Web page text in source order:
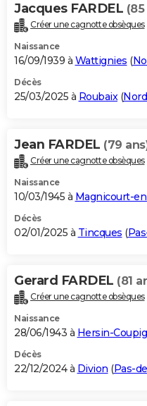
Jacques FARDEL (85
Créer une cagnotte obsèques
Naissance
16/09/1939 à Wattignies (
Décès
25/03/2025 à Roubaix(Nord
Jean FARDEL (79
Créer une cagnotte obsèques
Naissance
10/03/1945 à Magnicourt-
Décès
02/01/2025 à Tincques (
Gerard FARDEL (81
Créer une cagnotte obsèques
Naissance
28/06/1943 à Hersin-
Décès
22/12/2024 à Divion (Pas-